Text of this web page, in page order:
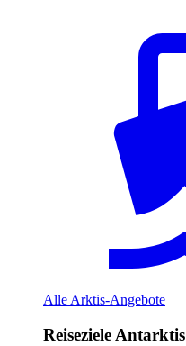
Alle Arktis-Angebote
Reiseziele Antarktis